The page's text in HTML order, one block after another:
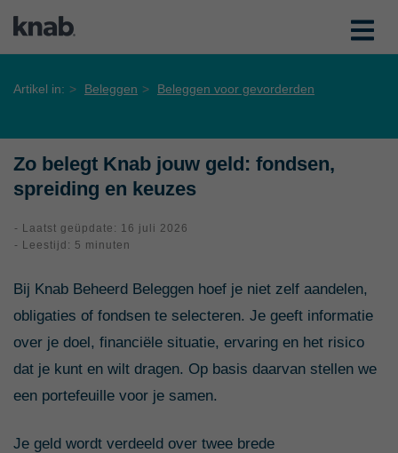
Artikel in: Beleggen Beleggen voor gevorderden
Zo belegt Knab jouw geld: fondsen,
spreiding en keuzes
- Laatst geüpdate: 16 juli 2026
- Leestijd: 5 minuten
Bij Knab Beheerd Beleggen hoef je niet zelf aandelen,
obligaties of fondsen te selecteren. Je geeft informatie
over je doel, financiële situatie, ervaring en het risico
dat je kunt en wilt dragen. Op basis daarvan stellen we
een portefeuille voor je samen.
Je geld wordt verdeeld over twee brede